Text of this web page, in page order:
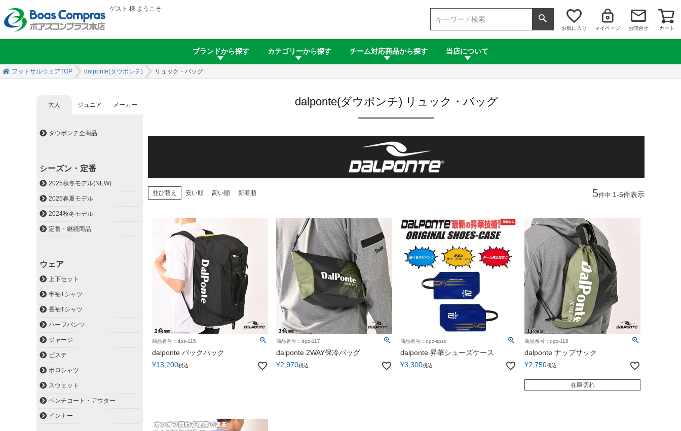
ゲスト 様 ようこそ
お気に入り マイページ お問合せ カート
ブランドから探す カテゴリーから探す チーム対応商品から探す 当店について
フットサルウェアTOP dalponte(ダウポンチ) リュック・バッグ
大人 ジュニア メーカー
ダウポンチ全商品
シーズン・定番
2025秋冬モデル(NEW)
2025春夏モデル
2024秋冬モデル
定番・継続商品
ウェア
上下セット
半袖Tシャツ
長袖Tシャツ
ハーフパンツ
ジャージ
ピステ
ポロシャツ
スウェット
ベンチコート・アウター
インナー
dalponte(ダウポンチ) リュック・バッグ
並び替え 安い順 高い順 新着順 5件中 1-5件表示
商品番号：dpz-115
dalponte バックパック
¥13,200税込
商品番号：dpz-117
dalponte 2WAY保冷バッグ
¥2,970税込
商品番号：dpz-spsc
dalponte 昇華シューズケース
¥3,300税込
商品番号：dpz-118
dalponte ナップサック
¥2,750税込
在庫切れ